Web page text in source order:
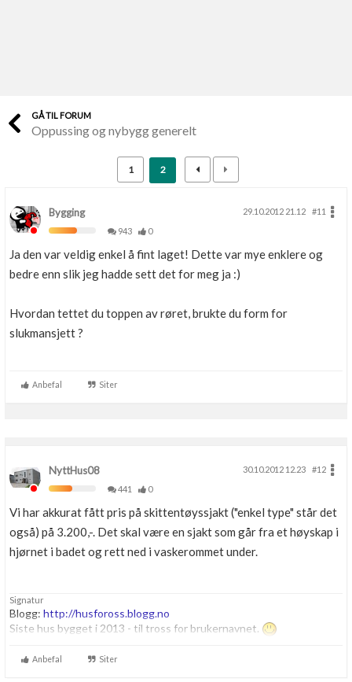
Finn håndverkere
Skaff dokumentasjon som mangler
Kundeservice
Få svar på det du lurer på
Kom i gang med Boligmappa
Se din bolig? Klikk her
Få mer ut av Boligmappa
GÅ TIL FORUM
Oppussing og nybygg generelt
1 2
Bygging 29.10.2012 21.12
#11
943
0
Ja den var veldig enkel å fint laget! Dette var mye enklere og
bedre enn slik jeg hadde sett det for meg ja :)
Hvordan tettet du toppen av røret, brukte du form for
slukmansjett ?
Anbefal Siter
NyttHus08 30.10.2012 12.23
#12
441
0
Vi har akkurat fått pris på skittentøyssjakt ("enkel type" står det
også) på 3.200,-. Det skal være en sjakt som går fra et høyskap i
hjørnet i badet og rett ned i vaskerommet under.
Signatur
Blogg: http://husfoross.blogg.no
Siste hus bygget i 2013 - til tross for brukernavnet.
Anbefal Siter